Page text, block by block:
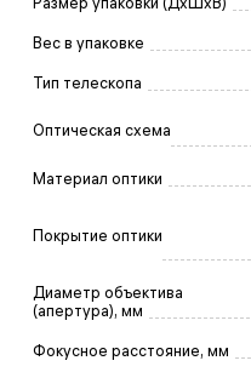
Вес в упаковке
Тип телескопа
Оптическая схема
Материал оптики
Покрытие оптики
Диаметр объектива
(апертура), мм
Фокусное расстояние, мм